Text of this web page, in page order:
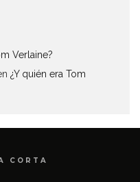
Verlaine?
¿Y quién era Tom
CORTA